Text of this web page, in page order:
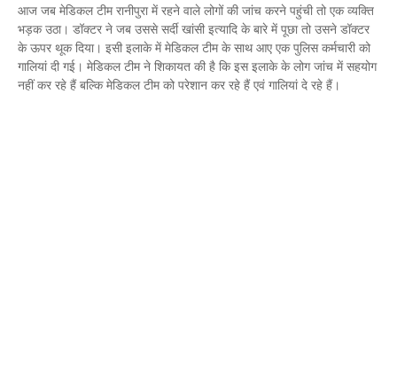
आज जब मेडिकल टीम रानीपुरा में रहने वाले लोगों की जांच करने पहुंची तो एक व्यक्ति
भड़क उठा। डॉक्टर ने जब उससे सर्दी खांसी इत्यादि के बारे में पूछा तो उसने डॉक्टर
के ऊपर थूक दिया। इसी इलाके में मेडिकल टीम के साथ आए एक पुलिस कर्मचारी को
गालियां दी गई। मेडिकल टीम ने शिकायत की है कि इस इलाके के लोग जांच में सहयोग
नहीं कर रहे हैं बल्कि मेडिकल टीम को परेशान कर रहे हैं एवं गालियां दे रहे हैं।